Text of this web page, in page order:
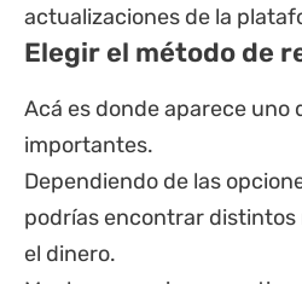
actualizaciones de la
Elegir el método de
Acá es donde aparece uno
importantes.
Dependiendo de las
podrías encontrar
el dinero.